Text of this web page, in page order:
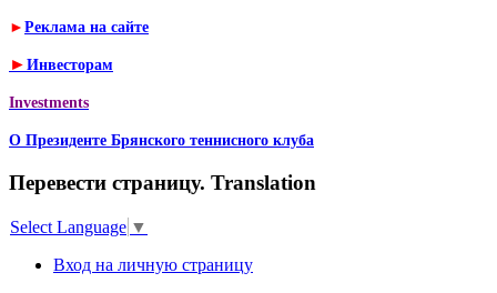
► Реклама на сайте
► Инвесторам
Investments
О Президенте Брянского теннисного клуба
Перевести страницу. Translation
Select Language ▼
Вход на личную страницу